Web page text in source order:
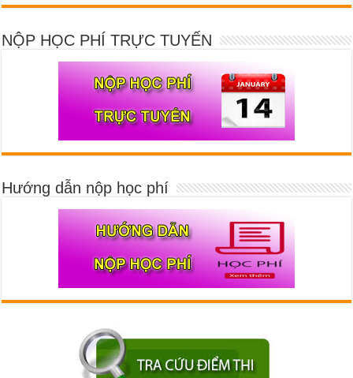
NỘP HỌC PHÍ TRỰC TUYẾN
Hướng dẫn nộp học phí